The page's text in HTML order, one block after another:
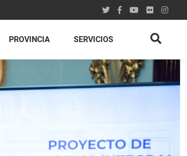
PROVINCIA SERVICIOS